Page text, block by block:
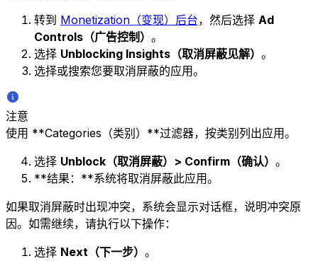
转到 Monetization（变现）后台，然后选择 Ad
Controls（广告控制） 。
选择 Unblocking Insights（取消屏蔽见解） 。
选择或搜索您要取消屏蔽的应用。
注意
使用 **Categories（类别）**过滤器，按类别列出应用。
选择 Unblock（取消屏蔽）> Confirm（确认） 。
**结果：**系统将取消屏蔽此应用。
如果取消屏蔽时出现冲突，系统会显示对话框，说明冲突原
因。如需继续，请执行以下操作：
选择 Next（下一步） 。